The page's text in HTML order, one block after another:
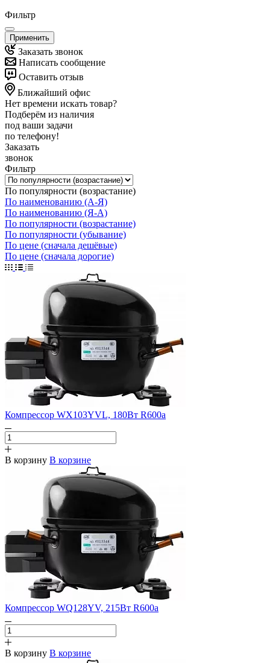
Фильтр
Применить
Заказать звонок
Написать сообщение
Оставить отзыв
Ближайший офис
Нет времени искать товар?
Подберём из наличия
под ваши задачи
по телефону!
Заказать
звонок
Фильтр
По популярности (возрастание)
По наименованию (А-Я)
По наименованию (Я-А)
По популярности (возрастание)
По популярности (убывание)
По цене (сначала дешёвые)
По цене (сначала дорогие)
Компрессор WX103YVL, 180Вт R600a
В корзину В корзине
Компрессор WQ128YV, 215Вт R600a
В корзину В корзине